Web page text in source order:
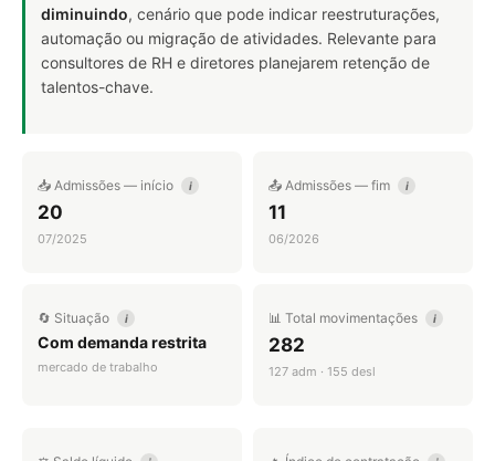
diminuindo, cenário que pode indicar reestruturações,
automação ou migração de atividades. Relevante para
consultores de RH e diretores planejarem retenção de
talentos-chave.
📥 Admissões — início i
20
07/2025
📤 Admissões — fim i
11
06/2026
🔄 Situação i
Com demanda restrita
mercado de trabalho
📊 Total movimentações i
282
127 adm · 155 desl